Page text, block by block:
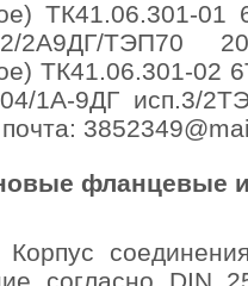
ТК41.06.301-01
2А9ДГ/ТЭП70
ТК41.06.301-02
1А-9ДГ исп.3/
фланцевые